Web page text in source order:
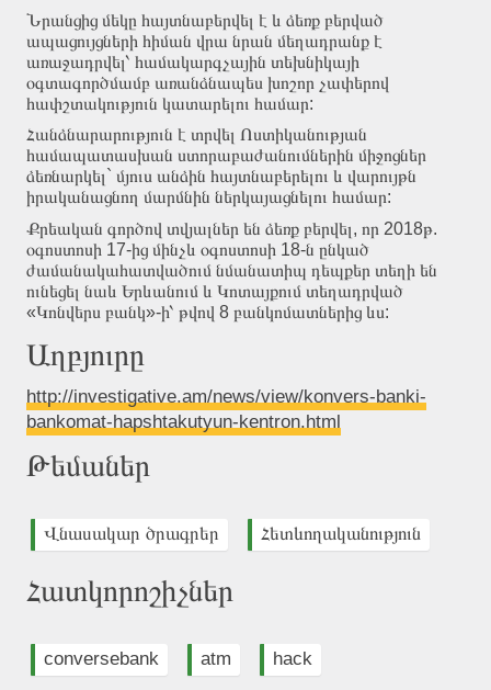
Նրանցից մեկը հայտնաբերվել է և ձեռք բերված
ապացույցների հիման վրա նրան մեղադրանք է
առաջադրվել՝ համակարգչային տեխնիկայի
օգտագործմամբ առանձնապես խոշոր չափերով
հափշտակություն կատարելու համար:
Հանձնարարություն է տրվել Ոստիկանության
համապատասխան ստորաբաժանումներին միջոցներ
ձեռնարկել` մյուս անձին հայտնաբերելու և վարույթն
իրականացնող մարմնին ներկայացնելու համար:
Քրեական գործով տվյալներ են ձեռք բերվել, որ 2018թ.
օգոստոսի 17-ից մինչև օգոստոսի 18-ն ընկած
ժամանակահատվածում նմանատիպ դեպքեր տեղի են
ունեցել նաև Երևանում և Կոտայքում տեղադրված
«Կոնվերս բանկ»-ի՝ թվով 8 բանկոմատներից ևս:
Աղբյուրը
http://investigative.am/news/view/konvers-banki-
bankomat-hapshtakutyun-kentron.html
Թեմաներ
Վնասակար ծրագրեր Հետևողականություն
Հատկորոշիչներ
conversebank atm hack